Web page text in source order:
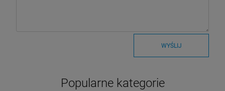
WYŚLIJ
Popularne kategorie